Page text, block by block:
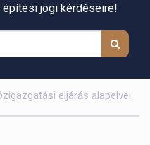
építési jogi kérdéseire!
eljárás alapelvei